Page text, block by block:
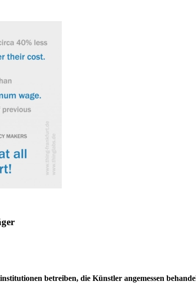
betreiben, die Künstler angemessen